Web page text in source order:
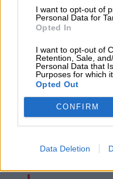
I want to opt-out of
Personal Data for
Opted In
I want to opt-out of
Retention, Sale,
Personal Data that
Purposes for which
Opted Out
CONFIRM
Data Deletion